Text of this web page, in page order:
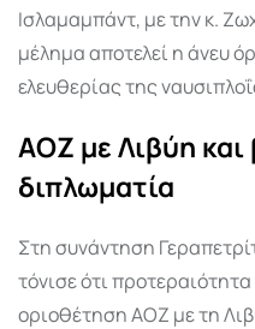
Ισλαμαμπάντ, με την κ.
μέλημα αποτελεί η άνευ
ελευθερίας της
ΑΟΖ με Λιβύη και
διπλωματία
Στη συνάντηση
τόνισε ότι
οριοθέτηση ΑΟΖ με τη